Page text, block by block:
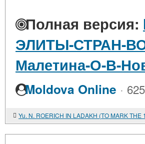
Полная версия:
ЭЛИТЫ-СТРАН-
Малетина-О-В-
Moldova Online ·